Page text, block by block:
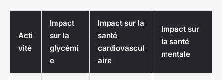
Acti
vité
Impact
sur la
glycémi
e
Impact sur la
santé
cardiovascul
aire
Impact sur
la santé
mentale